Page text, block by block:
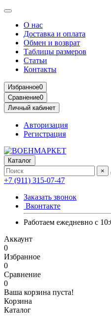
О нас
Доставка и оплата
Обмен и возврат
Таблицы размеров
Статьи
Контакты
Избранное0
Сравнение0
Личный кабинет
Авторизация
Регистрация
Каталог
×
+7 (911) 315-07-47
Заказать звонок
Вконтакте
Работаем ежедневно с
Аккаунт
0
Избранное
0
Сравнение
0
Ваша корзина пуста!
Корзина
Каталог